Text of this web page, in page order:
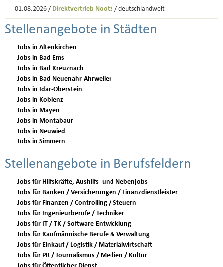
01.08.2026 / Direktvertrieb Nootz / deutschlandweit
Stellenangebote in Städten
Jobs in Altenkirchen
Jobs in Bad Ems
Jobs in Bad Kreuznach
Jobs in Bad Neuenahr-Ahrweiler
Jobs in Idar-Oberstein
Jobs in Koblenz
Jobs in Mayen
Jobs in Montabaur
Jobs in Neuwied
Jobs in Simmern
Stellenangebote in Berufsfeldern
Jobs für Hilfskräfte, Aushilfs- und Nebenjobs
Jobs für Banken / Versicherungen / Finanzdienstleister
Jobs für Finanzen / Controlling / Steuern
Jobs für Ingenieurberufe / Techniker
Jobs für IT / TK / Software-Entwicklung
Jobs für Kaufmännische Berufe & Verwaltung
Jobs für Einkauf / Logistik / Materialwirtschaft
Jobs für PR / Journalismus / Medien / Kultur